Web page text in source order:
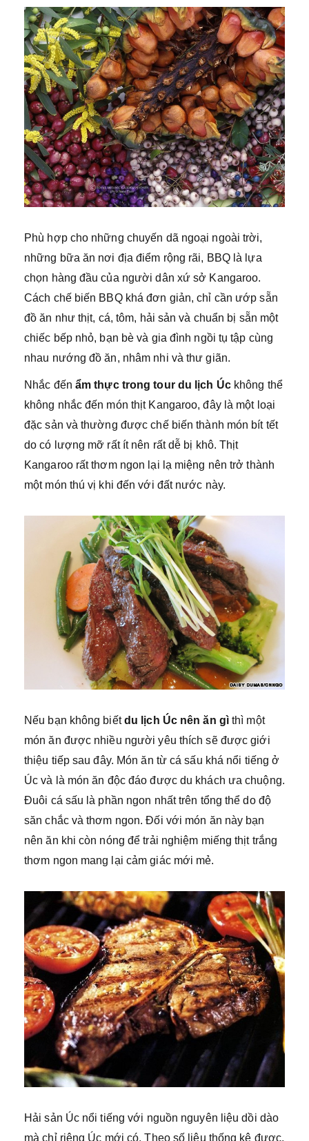
Phù hợp cho những chuyến dã ngoại ngoài trời,
những bữa ăn nơi địa điểm rộng rãi, BBQ là lựa
chọn hàng đầu của người dân xứ sở Kangaroo.
Cách chế biến BBQ khá đơn giản, chỉ cần ướp sẵn
đồ ăn như thịt, cá, tôm, hải sản và chuẩn bị sẵn một
chiếc bếp nhỏ, bạn bè và gia đình ngồi tụ tập cùng
nhau nướng đồ ăn, nhâm nhi và thư giãn.
Nhắc đến ẩm thực trong tour du lịch Úckhông thể
không nhắc đến món thịt Kangaroo, đây là một loại
đặc sản và thường được chế biến thành món bít tết
do có lượng mỡ rất ít nên rất dễ bị khô. Thịt
Kangaroo rất thơm ngon lại lạ miệng nên trở thành
một món thú vị khi đến với đất nước này.
Nếu bạn không biếtdu lịch Úc nên ăn gìthì một
món ăn được nhiều người yêu thích sẽ được giới
thiệu tiếp sau đây. Món ăn từ cá sấu khá nổi tiếng ở
Úc và là món ăn độc đáo được du khách ưa chuộng.
Đuôi cá sấu là phần ngon nhất trên tổng thể do độ
săn chắc và thơm ngon. Đối với món ăn này bạn
nên ăn khi còn nóng để trải nghiệm miếng thịt trắng
thơm ngon mang lại cảm giác mới mẻ.
Hải sản Úc nổi tiếng với nguồn nguyên liệu dồi dào
mà chỉ riêng Úc mới có. Theo số liệu thống kê được,